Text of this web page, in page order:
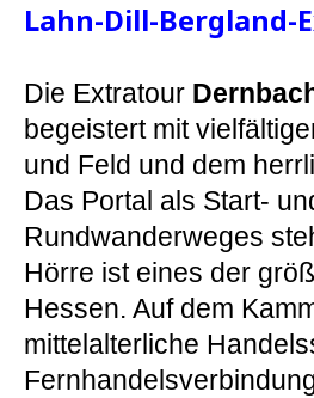
Lahn-Dill-Bergland-
Die Extratour
begeistert mit
und Feld und dem
Das Portal als Start-
Rundwanderweges
Hörre ist eines der
Hessen. Auf dem
mittelalterliche